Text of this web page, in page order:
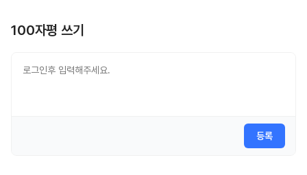
100자평 쓰기
등록